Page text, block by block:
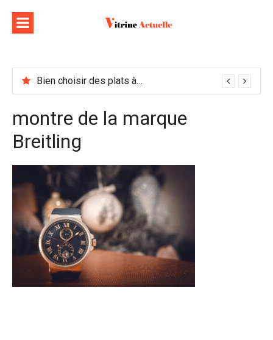
contenu
Bien choisir des plats à emporter : astuces et idées pour varier les plaisirs
montre de la marque
Breitling